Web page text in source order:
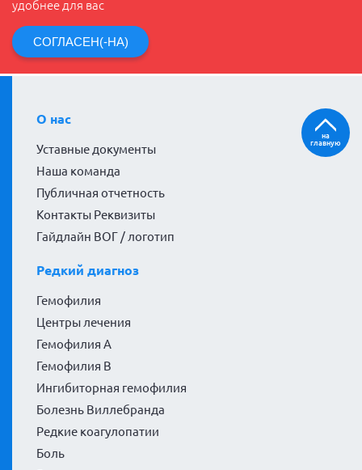
удобнее для вас
СОГЛАСЕН(-НА)
О нас
Уставные документы
Наша команда
Публичная отчетность
Контакты Реквизиты
Гайдлайн ВОГ / логотип
Редкий диагноз
Гемофилия
Центры лечения
Гемофилия А
Гемофилия В
Ингибиторная гемофилия
Болезнь Виллебранда
Редкие коагулопатии
Боль
на
главную